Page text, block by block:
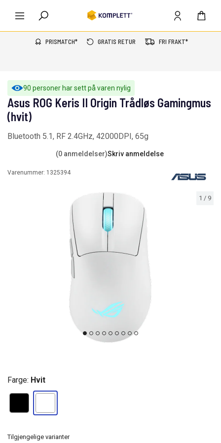
PRISMATCH* GRATIS RETUR FRI FRAKT*
90 personer har sett på varen nylig
1 / 9
Asus ROG Keris II Origin Trådløs Gamingmus
(hvit)
Bluetooth 5.1, RF 2.4GHz, 42000DPI, 65g
(0 anmeldelser)Skriv anmeldelse
Varenummer: 1325394
Farge: Hvit
Tilgjengelige varianter